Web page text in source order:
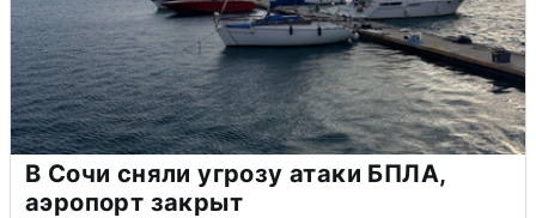
В Сочи сняли угрозу атаки БПЛА,
аэропорт закрыт